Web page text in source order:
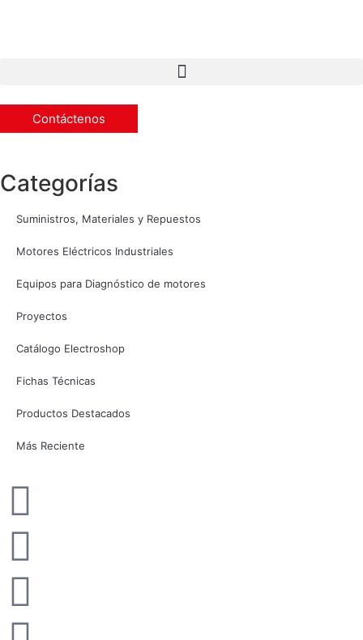
Contáctenos
Categorías
Suministros, Materiales y Repuestos
Motores Eléctricos Industriales
Equipos para Diagnóstico de motores
Proyectos
Catálogo Electroshop
Fichas Técnicas
Productos Destacados
Más Reciente